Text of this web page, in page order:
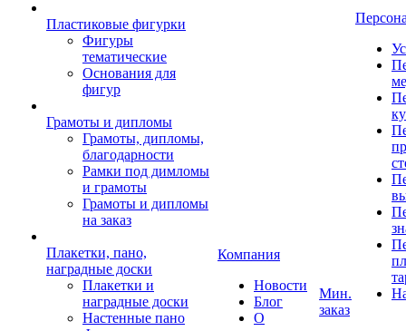
Пластиковые фигурки
Фигуры
тематические
Основания для
фигур
Грамоты и дипломы
Грамоты, дипломы,
благодарности
Рамки под димломы
и грамоты
Грамоты и дипломы
на заказ
Плакетки, пано,
наградные доски
Плакетки и
наградные доски
Настенные пано
Компания
Новости
Блог
О
Мин.
заказ